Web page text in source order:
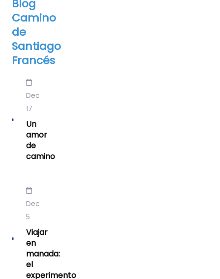
Blog
Camino
de
Santiago
Francés
Dec
17
Un
amor
de
camino
Dec
5
Viajar
en
manada:
el
experimento